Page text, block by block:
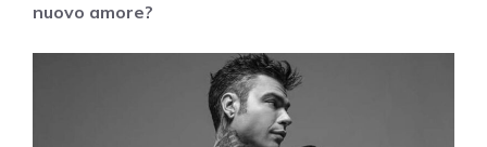
nuovo amore?